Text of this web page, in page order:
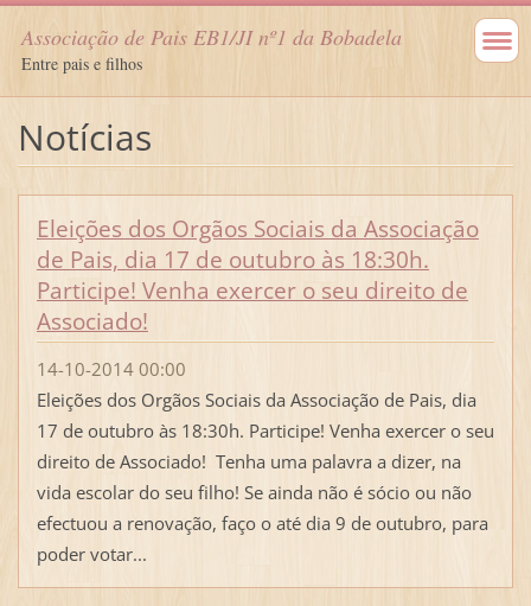
Associação de Pais EB1/JI nº1 da Bobadela
Entre pais e filhos
Notícias
Eleições dos Orgãos Sociais da Associação
de Pais, dia 17 de outubro às 18:30h.
Participe! Venha exercer o seu direito de
Associado!
14-10-2014 00:00
Eleições dos Orgãos Sociais da Associação de Pais, dia
17 de outubro às 18:30h. Participe! Venha exercer o seu
direito de Associado! Tenha uma palavra a dizer, na
vida escolar do seu filho! Se ainda não é sócio ou não
efectuou a renovação, faço o até dia 9 de outubro, para
poder votar...